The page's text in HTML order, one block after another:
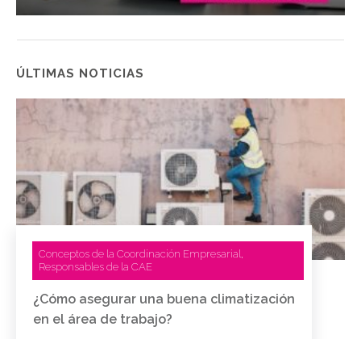
ÚLTIMAS NOTICIAS
Conceptos de la Coordinación Empresarial,
Responsables de la CAE
¿Cómo asegurar una buena climatización
en el área de trabajo?